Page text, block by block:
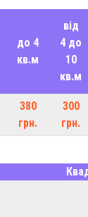
до 4
кв.м
від
4 до
10
кв.м
380
грн.
300
грн.